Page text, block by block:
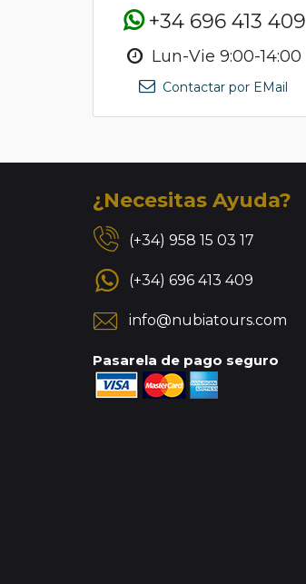
+34 696 413 409
Lun-Vie 9:00-14:00
Contactar por EMail
¿Necesitas Ayuda?
(+34) 958 15 03 17
(+34) 696 413 409
info@nubiatours.com
Pasarela de pago seguro